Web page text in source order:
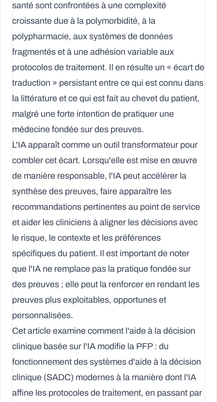
santé sont confrontées à une complexité
croissante due à la polymorbidité, à la
polypharmacie, aux systèmes de données
fragmentés et à une adhésion variable aux
protocoles de traitement. Il en résulte un « écart de
traduction » persistant entre ce qui est connu dans
la littérature et ce qui est fait au chevet du patient,
malgré une forte intention de pratiquer une
médecine fondée sur des preuves.
L'IA apparaît comme un outil transformateur pour
combler cet écart. Lorsqu'elle est mise en œuvre
de manière responsable, l'IA peut accélérer la
synthèse des preuves, faire apparaître les
recommandations pertinentes au point de service
et aider les cliniciens à aligner les décisions avec
le risque, le contexte et les préférences
spécifiques du patient. Il est important de noter
que l'IA ne remplace pas la pratique fondée sur
des preuves ; elle peut la renforcer en rendant les
preuves plus exploitables, opportunes et
personnalisées.
Cet article examine comment l'aide à la décision
clinique basée sur l'IA modifie la PFP : du
fonctionnement des systèmes d'aide à la décision
clinique (SADC) modernes à la manière dont l'IA
affine les protocoles de traitement, en passant par